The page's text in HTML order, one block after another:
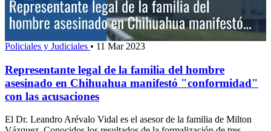
Policiales y Judiciales • 11 Mar 2023
Representante legal de la familia del hombre
asesinado en Chihuahua manifestó "conformidad"
con las acusaciones
El Dr. Leandro Arévalo Vidal es el asesor de la familia de Milton